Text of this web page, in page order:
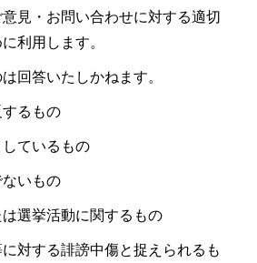
見・お問い合わせに対する適切
利用します。
回答いたしかねます。
るもの
ているもの
いもの
選挙活動に関するもの
対する誹謗中傷と捉えられるも